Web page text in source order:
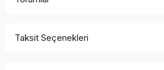
Taksit Seçenekleri